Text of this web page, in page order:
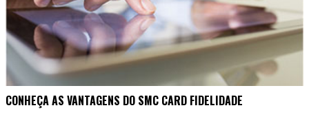
CONHEÇA AS VANTAGENS DO SMC CARD FIDELIDADE